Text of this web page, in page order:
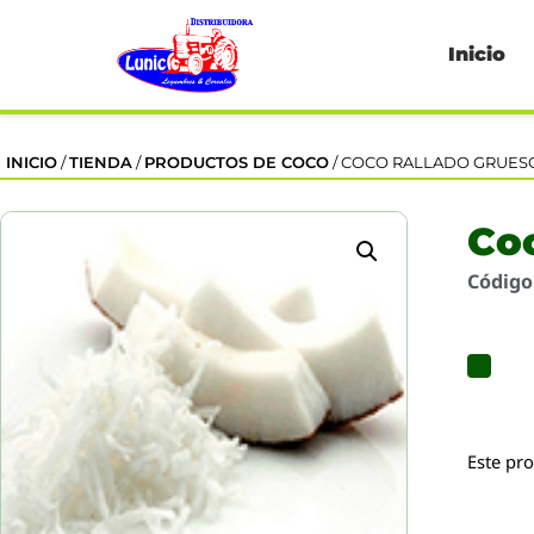
Inicio
INICIO /TIENDA / PRODUCTOS DE COCO / COCO RALLADO
Este